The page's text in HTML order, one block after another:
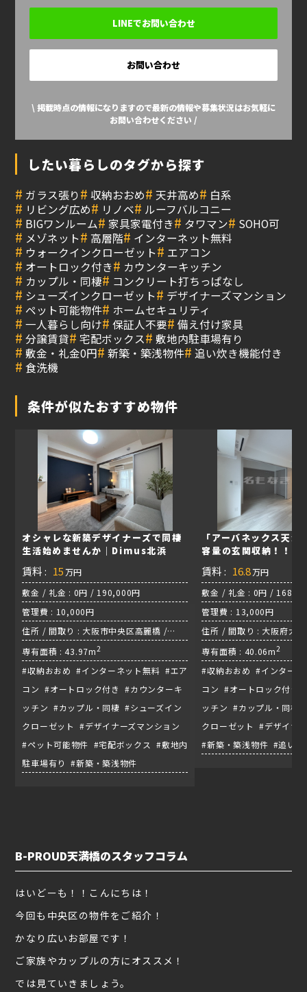
LINEでお問い合わせ
お問い合わせ
\ 掲載時点の情報になりますので最新の情報や募集状況はお気軽に
お問い合わせください /
したい暮らしのタグから探す
# ガラス張り# 収納おおめ# 天井高め# 白系
# リビング広め# リノベ# ルーフバルコニー
# BIGワンルーム# 家具家電付き# タワマン# SOHO可
# メゾネット# 高層階# インターネット無料
# ウォークインクローゼット# エアコン
# オートロック付き# カウンターキッチン
# カップル・同棲# コンクリート打ちっぱなし
# シューズインクローゼット# デザイナーズマンション
# ペット可能物件# ホームセキュリティ
# 一人暮らし向け# 保証人不要# 備え付け家具
# 分譲賃貸# 宅配ボックス# 敷地内駐車場有り
# 敷金・礼金0円# 新築・築浅物件# 追い炊き機能付き
# 食洗機
条件が似たおすすめ物件
オシャレな新築デザイナーズで同棲
生活始めませんか｜Dimus北浜
賃料 : 15 万円
敷金 / 礼金 : 0円 / 190,000円
管理費 : 10,000円
住所 / 間取り : 大阪市中央区高麗橋 /
1LDK / 堺筋線『北浜駅』
専有面積 : 43.97m2
#収納おおめ #インターネット無料 #エア
コン #オートロック付き #カウンターキ
ッチン #カップル・同棲 #シューズイン
クローゼット #デザイナーズマンション
#ペット可能物件 #宅配ボックス #敷地内
駐車場有り #新築・築浅物件
「アーバネックス天
容量の玄関収納！！！
賃料 : 16.8万円
敷金 / 礼金 : 0円 /
管理費 : 13,000円
住所 / 間取り : 大阪府大
1LDK
専有面積 : 40.06m2
#収納おおめ #インター
コン #オートロック付き
ッチン #カップル・同棲
クローゼット #デザイナ
#新築・築浅物件 #追い
B-PROUD天満橋のスタッフコラム
はいどーも！！こんにちは！
今回も中央区の物件をご紹介！
かなり広いお部屋です！
ご家族やカップルの方にオススメ！
では見ていきましょう。